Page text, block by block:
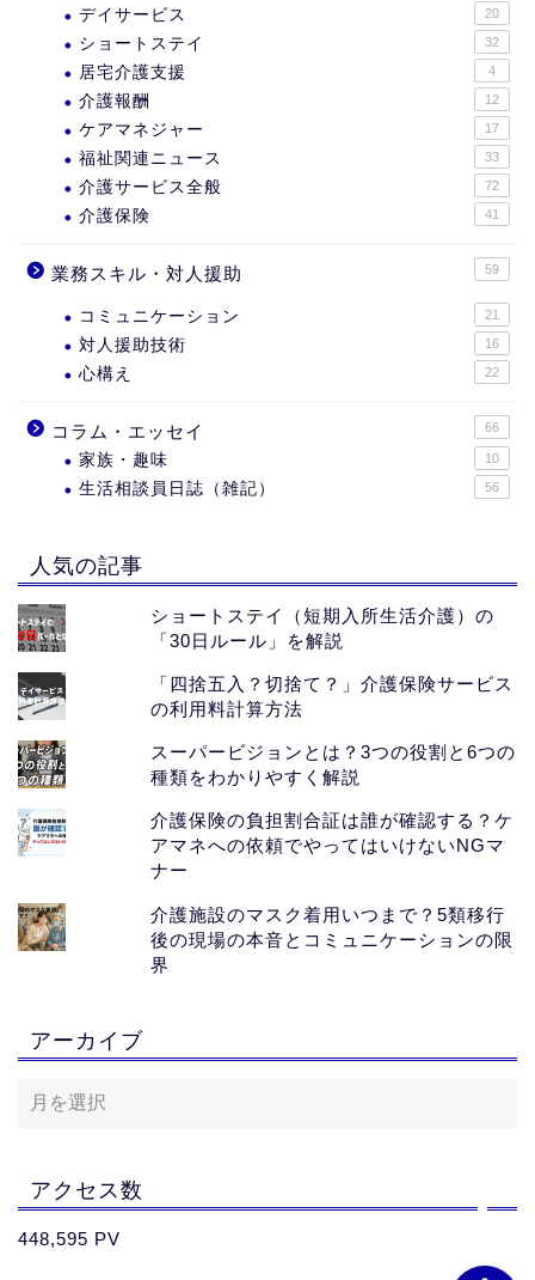
デイサービス 20
ショートステイ 32
居宅介護支援 4
介護報酬 12
ケアマネジャー 17
福祉関連ニュース 33
介護サービス全般 72
介護保険 41
業務スキル・対人援助 59
コミュニケーション 21
対人援助技術 16
心構え 22
コラム・エッセイ 66
家族・趣味 10
生活相談員日誌（雑記） 56
人気の記事
ショートステイ（短期入所生活介護）の
「30日ルール」を解説
「四捨五入？切捨て？」介護保険サービス
の利用料計算方法
スーパービジョンとは？3つの役割と6つの
種類をわかりやすく解説
介護保険の負担割合証は誰が確認する？ケ
アマネへの依頼でやってはいけないNGマ
ナー
介護施設のマスク着用いつまで？5類移行
後の現場の本音とコミュニケーションの限
界
アーカイブ
アクセス数
448,595 PV